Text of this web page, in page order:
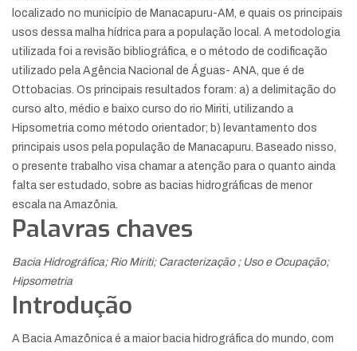
localizado no município de Manacapuru-AM, e quais os principais
usos dessa malha hídrica para a população local. A metodologia
utilizada foi a revisão bibliográfica, e o método de codificação
utilizado pela Agência Nacional de Águas- ANA, que é de
Ottobacias. Os principais resultados foram: a) a delimitação do
curso alto, médio e baixo curso do rio Miriti, utilizando a
Hipsometria como método orientador; b) levantamento dos
principais usos pela população de Manacapuru. Baseado nisso,
o presente trabalho visa chamar a atenção para o quanto ainda
falta ser estudado, sobre as bacias hidrográficas de menor
escala na Amazônia.
Palavras chaves
Bacia Hidrográfica; Rio Miriti; Caracterização ; Uso e Ocupação;
Hipsometria
Introdução
A Bacia Amazônica é a maior bacia hidrográfica do mundo, com